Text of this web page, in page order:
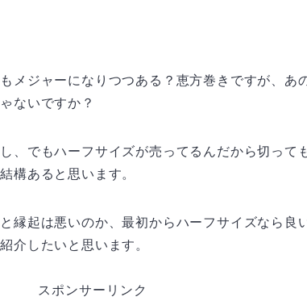
メジャーになりつつある？恵方巻きですが、あ
ないですか？
、でもハーフサイズが売ってるんだから切って
構あると思います。
縁起は悪いのか、最初からハーフサイズなら良
介したいと思います。
スポンサーリンク